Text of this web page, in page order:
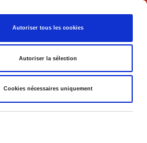
Autoriser tous les cookies
Autoriser la sélection
Cookies nécessaires uniquement